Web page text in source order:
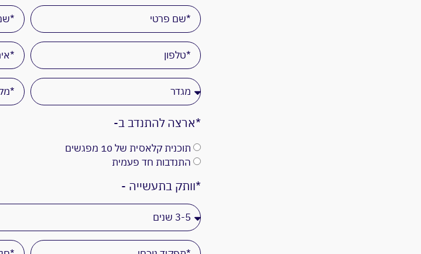
*ארצה להתנדב ב-
תוכנית קלאסית של 10 מפגשים
התנדבות חד פעמית
*וותק בתעשייה -